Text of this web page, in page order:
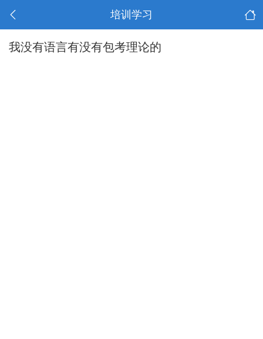
培训学习
我没有语言有没有包考理论的